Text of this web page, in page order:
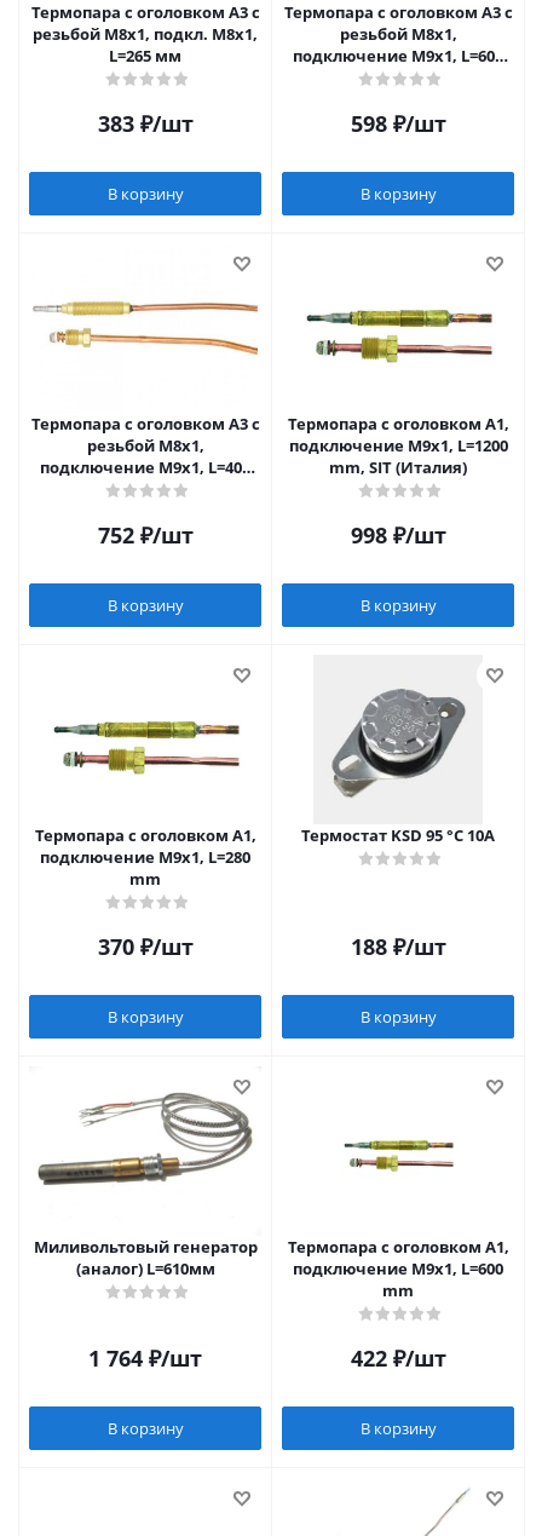
Термопара c оголовком А3 с
резьбой М8х1, подкл. М8х1,
L=265 мм
383₽/шт
В корзину
Термопара c оголовком А3 с
резьбой М8х1,
подключение М9х1, L=600
мм SIT (Италия)
598₽/шт
В корзину
Термопара c оголовком А3 с
резьбой М8х1,
подключение М9х1, L=400
мм SIT (Италия)
752₽/шт
В корзину
Термопара c оголовком А1,
подключение М9х1, L=1200
mm, SIT (Италия)
998₽/шт
В корзину
Термопара c оголовком А1,
подключение М9х1, L=280
mm
370₽/шт
В корзину
Термостат KSD 95 °С 10А
188₽/шт
В корзину
Миливольтовый генератор
(аналог) L=610мм
1 764 ₽/шт
В корзину
Термопара c оголовком А1,
подключение М9х1, L=600
mm
422₽/шт
В корзину